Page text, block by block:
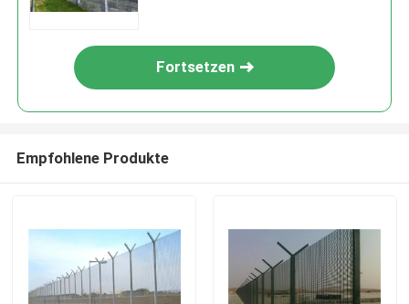
Fortsetzen
Empfohlene Produkte